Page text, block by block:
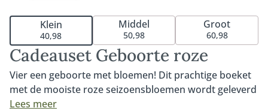
Cadeauset Geboorte roze
Vier een geboorte met bloemen! Dit prachtige boeket
met de mooiste roze seizoensbloemen wordt geleverd
in combinatie met een ultrazacht knuffelkonijn van
Lees meer
Klein
40,98
Middel
50,98
Groot
60,98